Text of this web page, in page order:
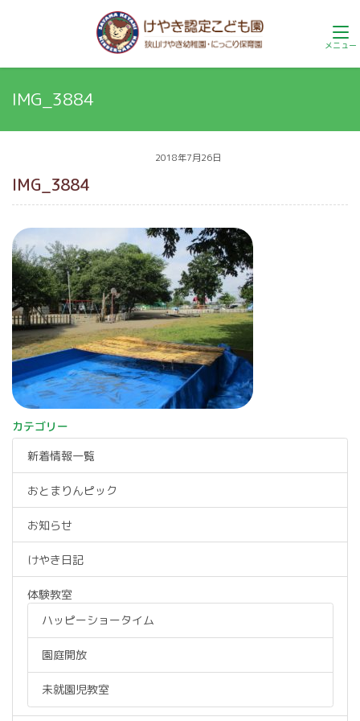
IMG_3884
2018年7月26日
IMG_3884
カテゴリー
新着情報一覧
おとまりんピック
お知らせ
けやき日記
体験教室
ハッピーショータイム
園庭開放
未就園児教室